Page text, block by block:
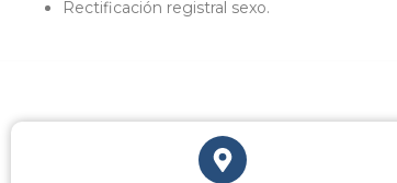
Rectificación registral sexo.